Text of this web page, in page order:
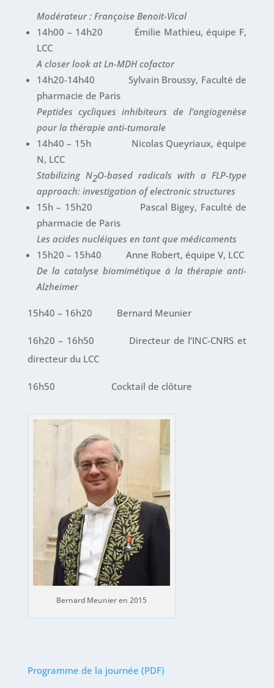
Modérateur : Françoise Benoit-Vical
14h00 – 14h20 Émilie Mathieu, équipe F,
LCC
A closer look at Ln-MDH cofactor
14h20-14h40 Sylvain Broussy, Faculté de
pharmacie de Paris
Peptides cycliques inhibiteurs de l’angiogenèse
pour la thérapie anti-tumorale
14h40 – 15h Nicolas Queyriaux, équipe
N, LCC
Stabilizing N2O-based radicals with a FLP-type
approach: investigation of electronic structures
15h – 15h20 Pascal Bigey, Faculté de
pharmacie de Paris
Les acides nucléiques en tant que médicaments
15h20 – 15h40 Anne Robert, équipe V, LCC
De la catalyse biomimétique à la thérapie anti-
Alzheimer
15h40 – 16h20 Bernard Meunier
16h20 – 16h50 Directeur de l’INC-CNRS et
directeur du LCC
16h50 Cocktail de clôture
Bernard Meunier en 2015
Programme de la journée (PDF)